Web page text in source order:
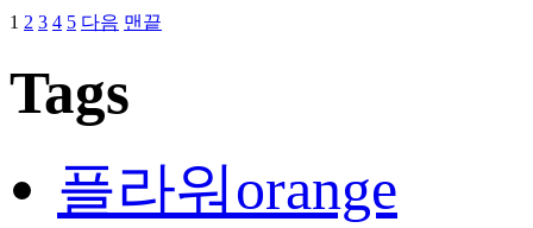
1 2 3 4 5 다음 맨끝
Tags
플라워orange